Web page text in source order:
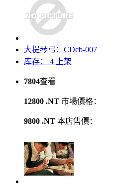
大提琴弓：CDcb-007
库存： 4
上架
7804查看
12800 .NT 市場價格：
9800 .NT 本店售價：